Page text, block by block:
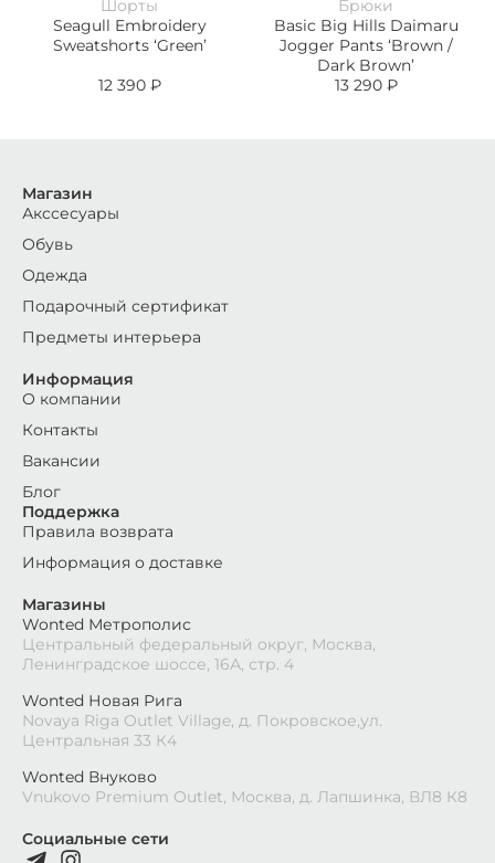
Шорты
Seagull Embroidery
Sweatshorts ‘Green’
12 390 ₽
Брюки
Basic Big Hills Daimaru
Jogger Pants ‘Brown /
Dark Brown’
13 290 ₽
Социальные сети
Магазины
Wonted Метрополис
Центральный федеральный округ, Москва,
Ленинградское шоссе, 16А, стр. 4
Wonted Новая Рига
Novaya Riga Outlet Village, д. Покровское,ул.
Центральная 33 К4
Wonted Внуково
Vnukovo Premium Outlet, Москва, д. Лапшинка, ВЛ8 К8
Магазин
Акссесуары
Обувь
Одежда
Подарочный сертификат
Предметы интерьера
Информация
О компании
Контакты
Вакансии
Блог
Поддержка
Правила возврата
Информация о доставке